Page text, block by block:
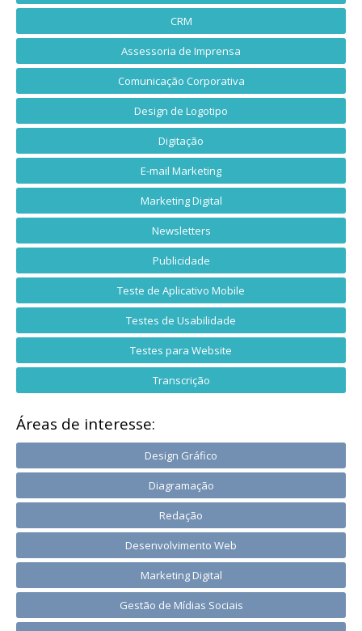
CRM
Assessoria de Imprensa
Comunicação Corporativa
Design de Logotipo
Digitação
E-mail Marketing
Marketing Digital
Newsletters
Publicidade
Teste de Aplicativo Mobile
Testes de Usabilidade
Testes para Website
Transcrição
Áreas de interesse:
Design Gráfico
Diagramação
Redação
Desenvolvimento Web
Marketing Digital
Gestão de Mídias Sociais